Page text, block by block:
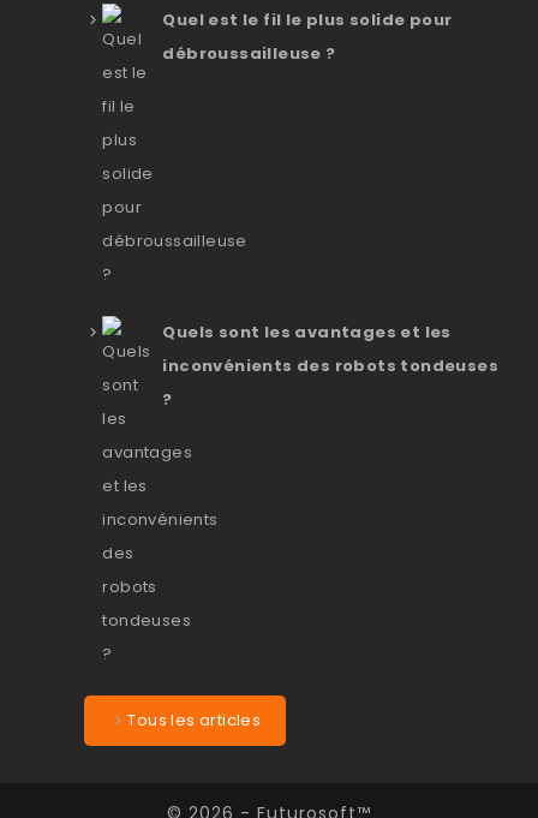
Quel est le fil le plus solide pour
débroussailleuse ?
Quels sont les avantages et les
inconvénients des robots tondeuses
?
Tous les articles